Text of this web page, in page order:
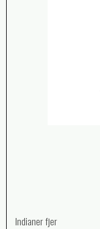
Indianer fjer